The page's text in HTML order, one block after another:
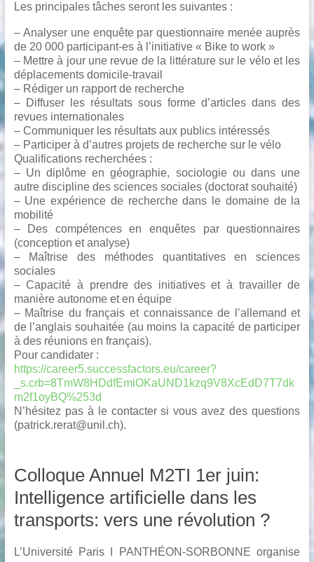
Les principales tâches seront les suivantes :
– Analyser une enquête par questionnaire menée auprès
de 20 000 participant-es à l’initiative « Bike to work »
– Mettre à jour une revue de la littérature sur le vélo et les
déplacements domicile-travail
– Rédiger un rapport de recherche
– Diffuser les résultats sous forme d’articles dans des
revues internationales
– Communiquer les résultats aux publics intéressés
– Participer à d’autres projets de recherche sur le vélo
Qualifications recherchées :
– Un diplôme en géographie, sociologie ou dans une
autre discipline des sciences sociales (doctorat souhaité)
– Une expérience de recherche dans le domaine de la
mobilité
– Des compétences en enquêtes par questionnaires
(conception et analyse)
– Maîtrise des méthodes quantitatives en sciences
sociales
– Capacité à prendre des initiatives et à travailler de
manière autonome et en équipe
– Maîtrise du français et connaissance de l’allemand et
de l’anglais souhaitée (au moins la capacité de participer
à des réunions en français).
Pour candidater :
https://career5.successfactors.eu/career?
_s.crb=8TmW8HDdfEmiOKaUND1kzq9V8XcEdD7T7dk
m2f1oyBQ%253d
N’hésitez pas à le contacter si vous avez des questions
(patrick.rerat@unil.ch).
Colloque Annuel M2TI 1er juin:
Intelligence artificielle dans les
transports: vers une révolution ?
L’Université Paris I PANTHÉON-SORBONNE organise